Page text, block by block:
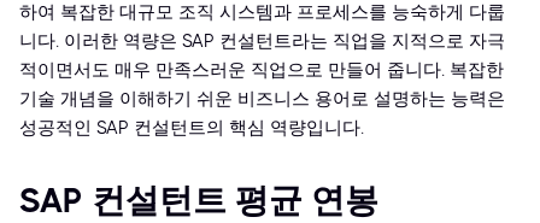
하여 복잡한 대규모 조직 시스템과 프로세스를 능숙하게 다룹
니다. 이러한 역량은 SAP 컨설턴트라는 직업을 지적으로 자극
적이면서도 매우 만족스러운 직업으로 만들어 줍니다. 복잡한
기술 개념을 이해하기 쉬운 비즈니스 용어로 설명하는 능력은
성공적인 SAP 컨설턴트의 핵심 역량입니다.
SAP 컨설턴트 평균 연봉